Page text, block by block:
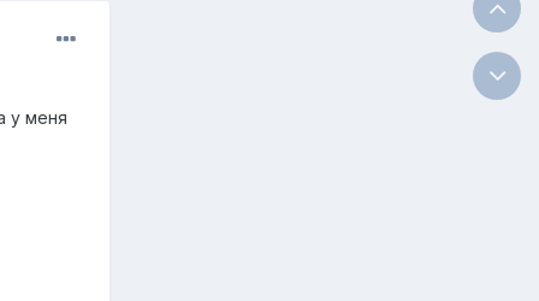
у меня